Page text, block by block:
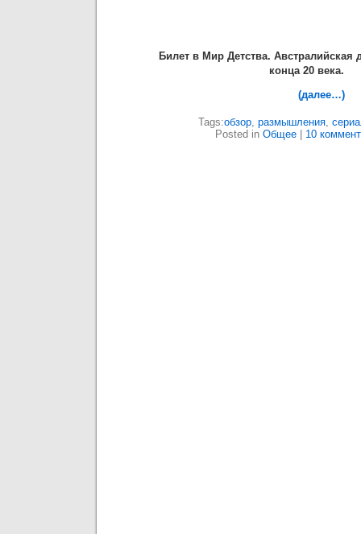
Билет в Мир Детства. Австралийская
конца 20 века.
(далее…)
Tags:обзор, размышления,
Posted in Общее| 10